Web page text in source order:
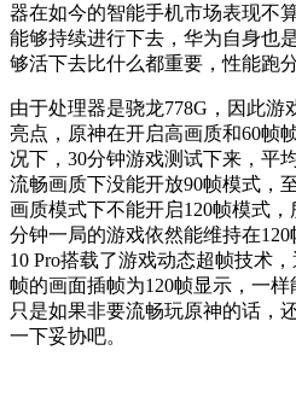
器在如今的智能手机市场表现不
能够持续进行下去，华为自身也
够活下去比什么都重要，性能跑
由于处理器是骁龙778G，因此
亮点，原神在开启高画质和60帧
况下，30分钟游戏测试下来，平
流畅画质下没能开放90帧模式，
画质模式下不能开启120帧模式
分钟一局的游戏依然能维持在
10 Pro搭载了游戏动态超帧技术
帧的画面插帧为120帧显示，一样
只是如果非要流畅玩原神的话，
一下妥协吧。